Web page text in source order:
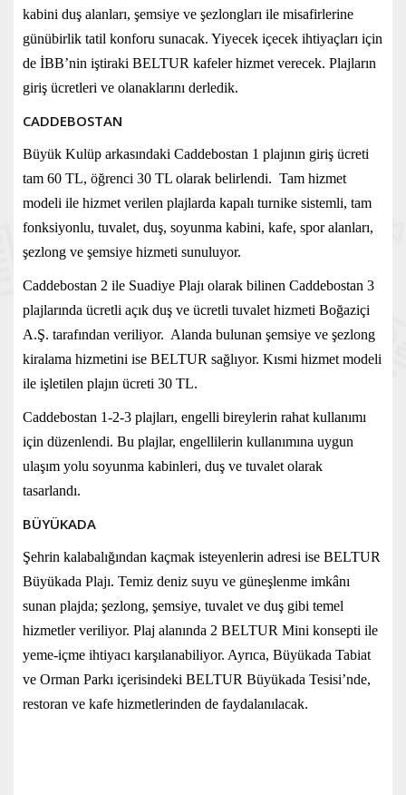
kabini duş alanları, şemsiye ve şezlongları ile misafirlerine
günübirlik tatil konforu sunacak. Yiyecek içecek ihtiyaçları için
de İBB’nin iştiraki BELTUR kafeler hizmet verecek. Plajların
giriş ücretleri ve olanaklarını derledik.
CADDEBOSTAN
Büyük Kulüp arkasındaki Caddebostan 1 plajının giriş ücreti
tam 60 TL, öğrenci 30 TL olarak belirlendi. Tam hizmet
modeli ile hizmet verilen plajlarda kapalı turnike sistemli, tam
fonksiyonlu, tuvalet, duş, soyunma kabini, kafe, spor alanları,
şezlong ve şemsiye hizmeti sunuluyor.
Caddebostan 2 ile Suadiye Plajı olarak bilinen Caddebostan 3
plajlarında ücretli açık duş ve ücretli tuvalet hizmeti Boğaziçi
A.Ş. tarafından veriliyor. Alanda bulunan şemsiye ve şezlong
kiralama hizmetini ise BELTUR sağlıyor. Kısmi hizmet modeli
ile işletilen plajın ücreti 30 TL.
Caddebostan 1-2-3 plajları, engelli bireylerin rahat kullanımı
için düzenlendi. Bu plajlar, engellilerin kullanımına uygun
ulaşım yolu soyunma kabinleri, duş ve tuvalet olarak
tasarlandı.
BÜYÜKADA
Şehrin kalabalığından kaçmak isteyenlerin adresi ise BELTUR
Büyükada Plajı. Temiz deniz suyu ve güneşlenme imkânı
sunan plajda; şezlong, şemsiye, tuvalet ve duş gibi temel
hizmetler veriliyor. Plaj alanında 2 BELTUR Mini konsepti ile
yeme-içme ihtiyacı karşılanabiliyor. Ayrıca, Büyükada Tabiat
ve Orman Parkı içerisindeki BELTUR Büyükada Tesisi’nde,
restoran ve kafe hizmetlerinden de faydalanılacak.